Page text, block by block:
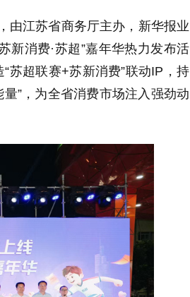
由江苏省商务厅主办，新华报业
新消费·苏超”嘉年华热力发布活
苏超联赛+苏新消费”联动IP ，持
”，为全省消费市场注入强劲动